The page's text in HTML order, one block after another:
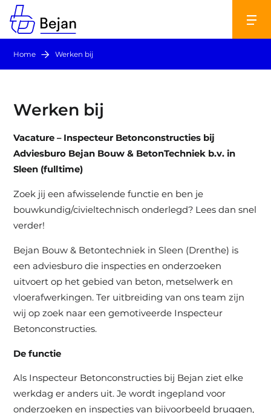
Home Werken bij
Werken bij
Vacature – Inspecteur Betonconstructies bij
Adviesburo Bejan Bouw & BetonTechniek b.v. in
Sleen (fulltime)
Zoek jij een afwisselende functie en ben je
bouwkundig/civieltechnisch onderlegd? Lees dan snel
verder!
Bejan Bouw & Betontechniek in Sleen (Drenthe) is
een adviesburo die inspecties en onderzoeken
uitvoert op het gebied van beton, metselwerk en
vloerafwerkingen. Ter uitbreiding van ons team zijn
wij op zoek naar een gemotiveerde Inspecteur
Betonconstructies.
De functie
Als Inspecteur Betonconstructies bij Bejan ziet elke
werkdag er anders uit. Je wordt ingepland voor
onderzoeken en inspecties van bijvoorbeeld bruggen,